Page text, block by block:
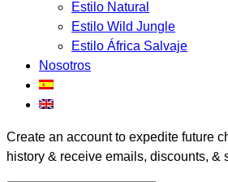
Estilo Natural
Estilo Wild Jungle
Estilo África Salvaje
Nosotros
Create an account to expedite future
history & receive emails, discounts, &